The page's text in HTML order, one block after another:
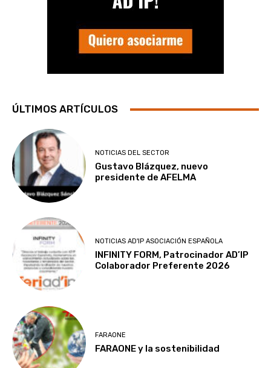
ÚLTIMOS ARTÍCULOS
NOTICIAS DEL SECTOR
Gustavo Blázquez, nuevo
presidente de AFELMA
NOTICIAS AD'IP ASOCIACIÓN ESPAÑOLA
INFINITY FORM, Patrocinador AD’IP
Colaborador Preferente 2026
FARAONE
FARAONE y la sostenibilidad